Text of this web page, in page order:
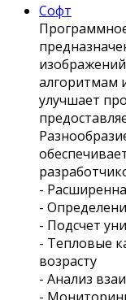
Софт
алгоритмам
улучшает
-
-
- Подсчет
- Тепловые
возрасту
- Анализ